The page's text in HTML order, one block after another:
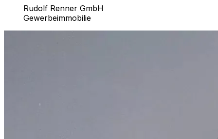
Rudolf Renner GmbH
Gewerbeimmobilie